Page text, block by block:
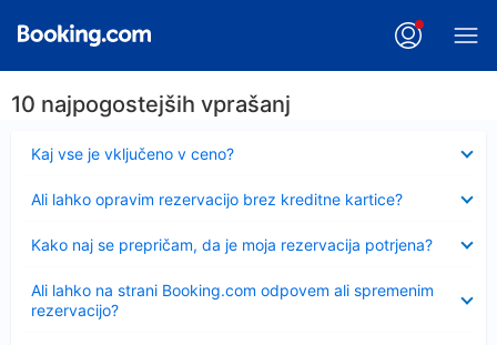
10 najpogostejših vprašanj
Kaj vse je vključeno v ceno?
Ali lahko opravim rezervacijo brez kreditne kartice?
Kako naj se prepričam, da je moja rezervacija potrjena?
Ali lahko na strani Booking.com odpovem ali spremenim
rezervacijo?